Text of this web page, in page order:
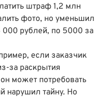
штраф 1,2 млн
фото, но уменьшил
000 рублей, по 5000 за
если заказчик
за раскрытия
может потребовать
нарушил тайну. Но